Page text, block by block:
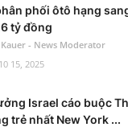
phối ôtô hạng
tỷ đồng
- News Moderator
15, 2025
Israel cáo buộc
trẻ nhất New York ...